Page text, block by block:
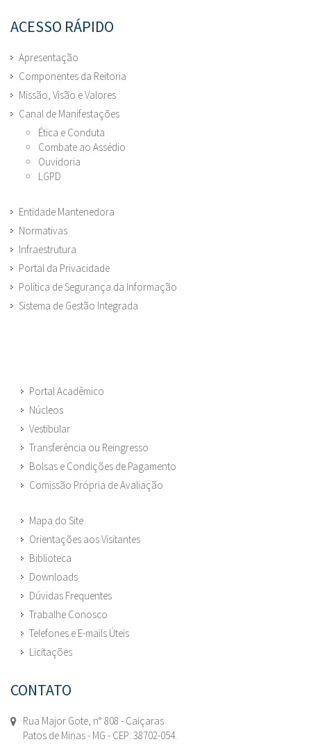
ACESSO RÁPIDO
Apresentação
Componentes da Reitoria
Missão, Visão e Valores
Canal de Manifestações
Ética e Conduta
Combate ao Assédio
Ouvidoria
LGPD
Entidade Mantenedora
Normativas
Infraestrutura
Portal da Privacidade
Política de Segurança da Informação
Sistema de Gestão Integrada
Portal Acadêmico
Núcleos
Vestibular
Transferência ou Reingresso
Bolsas e Condições de Pagamento
Comissão Própria de Avaliação
Mapa do Site
Orientações aos Visitantes
Biblioteca
Downloads
Dúvidas Frequentes
Trabalhe Conosco
Telefones e E-mails Úteis
Licitações
CONTATO
Rua Major Gote, n° 808 - Caiçaras
Patos de Minas - MG - CEP: 38702-054.